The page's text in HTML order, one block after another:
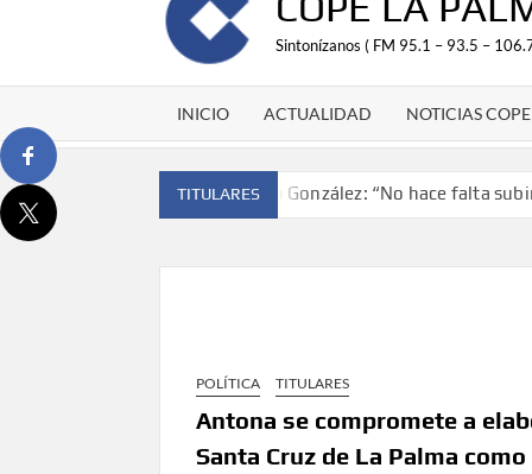
Sintonízanos ( FM 95.1 – 93.5 –
INICIO ACTUALIDAD NOTICIAS COPE
TITULARESAntonio González: “No hace falta
Tato Primera: “Quiero luchar por el título
David Ruiz rechaza las críticas de Nueva
objetivos”
POLÍTICA TITULARES
Antona se compromete a
Santa Cruz de La Palma